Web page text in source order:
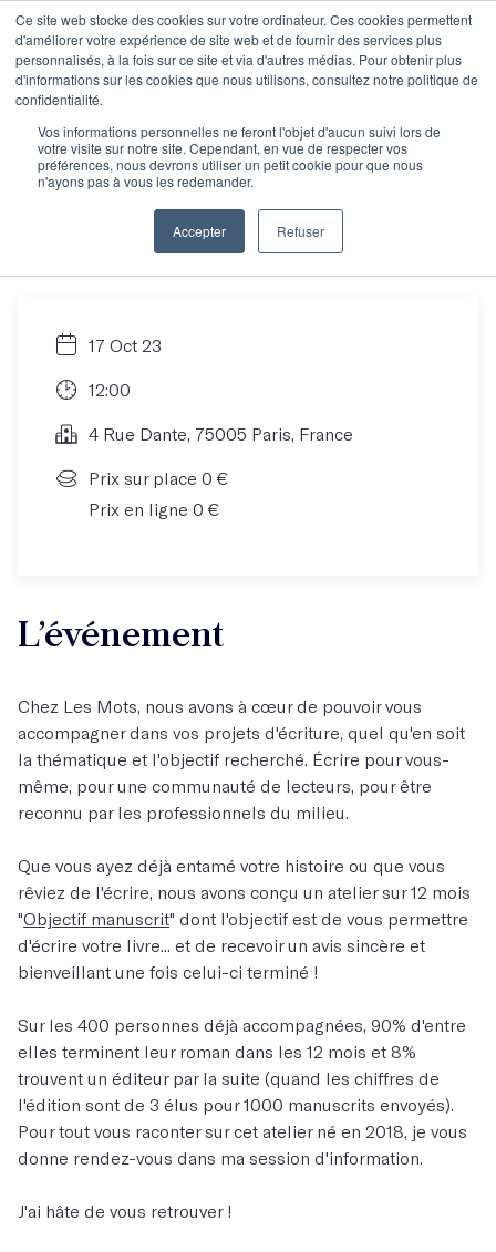
Ce site web stocke des cookies sur votre ordinateur. Ces cookies permettent
d'améliorer votre expérience de site web et de fournir des services plus
personnalisés, à la fois sur ce site et via d'autres médias. Pour obtenir plus
d'informations sur les cookies que nous utilisons, consultez notre politique de
confidentialité.
Vos informations personnelles ne feront l'objet d'aucun suivi lors de
votre visite sur notre site. Cependant, en vue de respecter vos
préférences, nous devrons utiliser un petit cookie pour que nous
n'ayons pas à vous les redemander.
Accepter Refuser
Objectif manuscrit :
Comment écrire son
roman en 12 mois ?
17 Oct 23
12:00
4 Rue Dante, 75005 Paris, France
Prix sur place 0 €
Prix en ligne 0 €
L’événement
Chez Les Mots, nous avons à cœur de pouvoir vous
accompagner dans vos projets d'écriture, quel qu'en soit
la thématique et l'objectif recherché. Écrire pour vous-
même, pour une communauté de lecteurs, pour être
reconnu par les professionnels du milieu.
Que vous ayez déjà entamé votre histoire ou que vous
rêviez de l'écrire, nous avons conçu un atelier sur 12 mois
"Objectif manuscrit" dont l'objectif est de vous permettre
d'écrire votre livre... et de recevoir un avis sincère et
bienveillant une fois celui-ci terminé !
Sur les 400 personnes déjà accompagnées, 90% d'entre
elles terminent leur roman dans les 12 mois et 8%
trouvent un éditeur par la suite (quand les chiffres de
l'édition sont de 3 élus pour 1000 manuscrits envoyés).
Pour tout vous raconter sur cet atelier né en 2018, je vous
donne rendez-vous dans ma session d'information.
J'ai hâte de vous retrouver !